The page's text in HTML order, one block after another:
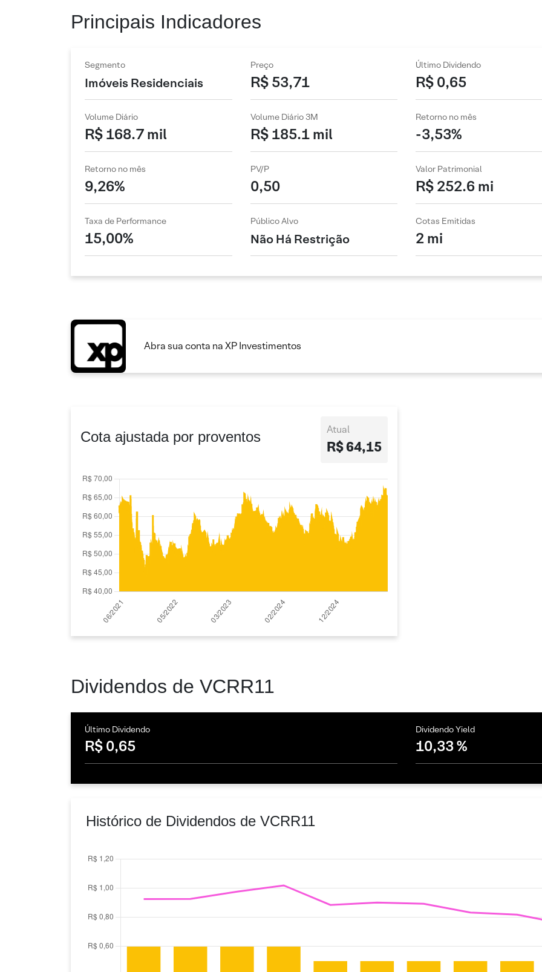
Principais Indicadores
Segmento
Imóveis Residenciais
Preço
R$ 53,71
Último Dividendo
R$ 0,65
Volume Diário
R$ 168.7 mil
Volume Diário 3M
R$ 185.1 mil
Retorno no mês
-3,53%
Retorno no mês
9,26%
PV/P
0,50
Valor Patrimonial
R$ 252.6 mi
Taxa de Performance
15,00%
Público Alvo
Não Há Restrição
Cotas Emitidas
2 mi
Abra sua conta na XP Investimentos
Cota ajustada por proventos Atual
R$ 64,15
Dividendos de VCRR11
Último Dividendo
R$ 0,65
Dividendo Yield
10,33 %
Histórico de Dividendos de VCRR11